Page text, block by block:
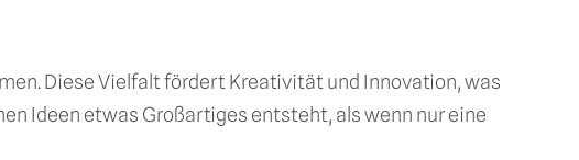
Diese Vielfalt fördert Kreativität und Innovation, was
Ideen etwas Großartiges entsteht, als wenn nur eine